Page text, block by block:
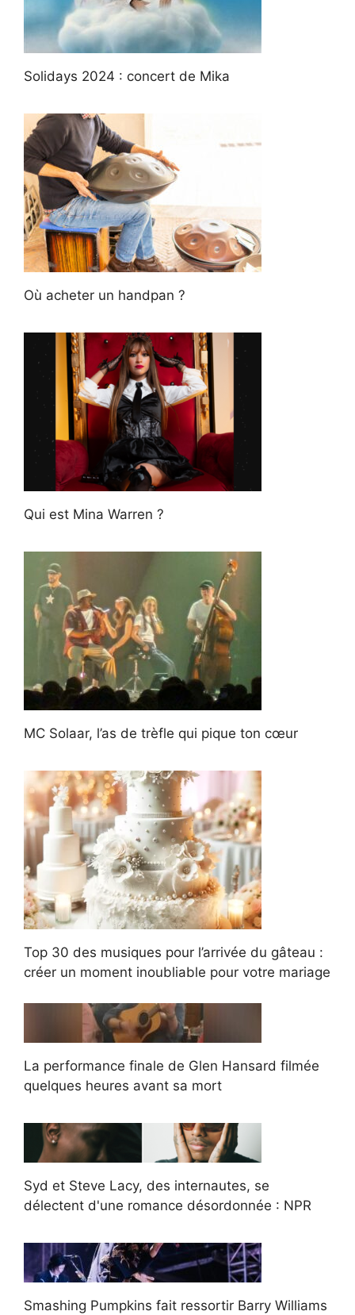
Solidays 2024 : concert de Mika
Où acheter un handpan ?
Qui est Mina Warren ?
MC Solaar, l’as de trèfle qui pique ton cœur
Top 30 des musiques pour l’arrivée du gâteau :
créer un moment inoubliable pour votre mariage
La performance finale de Glen Hansard filmée
quelques heures avant sa mort
Syd et Steve Lacy, des internautes, se
délectent d'une romance désordonnée : NPR
Smashing Pumpkins fait ressortir Barry Williams